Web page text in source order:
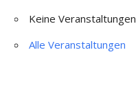
Keine Veranstaltungen
Alle Veranstaltungen